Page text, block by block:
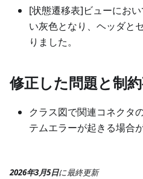
[状態遷移表]ビューにお
い灰色となり、ヘッダと
りました。
修正した問題と制
クラス図で関連コネクタ
テムエラーが起きる場合
2026年3月5日に最終更新